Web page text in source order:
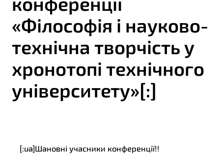
«Філософія і науково-
технічна творчість у
хронотопі технічного
університету»[:]
[:ua]Шановні учасники конференції!!